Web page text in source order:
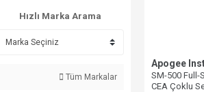
Hızlı Marka Arama
Tüm Markalar
Apogee
SM-500 Full-
CEA Çoklu